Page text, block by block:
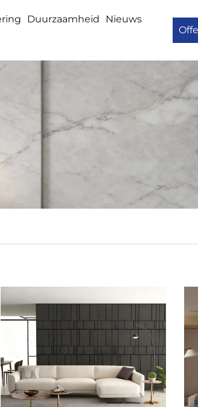
Duurzaamheid
Nieuws